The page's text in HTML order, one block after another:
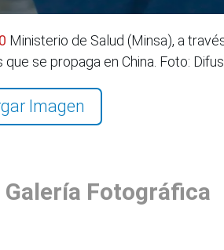
Ministerio de Salud (Minsa), a
que se propaga en China. Foto:
Imagen
Galería Fotográfica